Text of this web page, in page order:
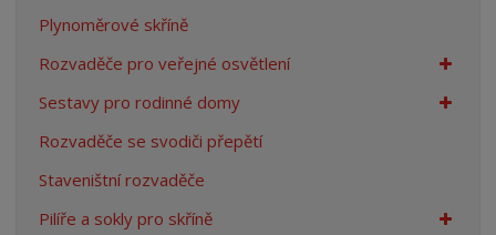
Plynoměrové skříně
Rozvaděče pro veřejné osvětlení
Sestavy pro rodinné domy
Rozvaděče se svodiči přepětí
Staveništní rozvaděče
Pilíře a sokly pro skříně